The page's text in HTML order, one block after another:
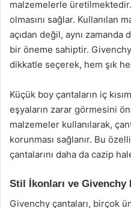
malzemelerle
olmasını sağlar. Kullanılan
açıdan değil, aynı zamanda
bir öneme sahiptir.
dikkatle seçerek, hem şık
Küçük boy çantaların iç
eşyaların zarar görmesini
malzemeler kullanılarak,
korunması sağlanır. Bu
çantalarını daha da cazip
Stil İkonları ve
Givenchy çantaları, birçok